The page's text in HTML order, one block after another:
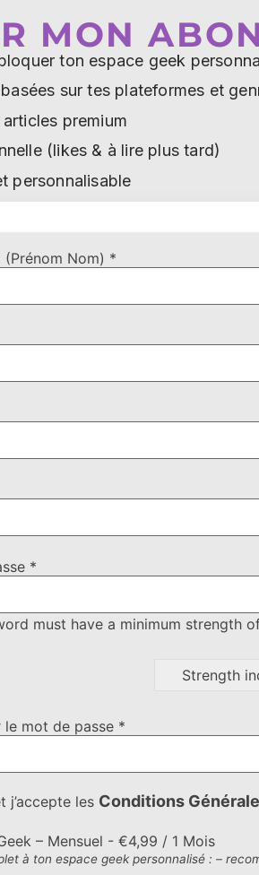
MON
ton espace geek
sur tes plateformes et
premium
(likes & à lire plus tard)
personnalisable
(Prénom Nom) *
*
must have a minimum strength
Strength
le mot de passe *
j’accepte les Conditions
– Mensuel - €4,99 / 1 Mois
à ton espace geek personnalisé : –